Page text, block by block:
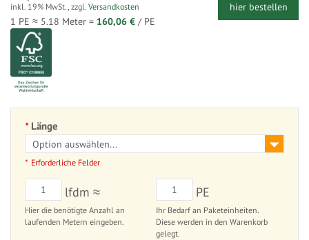
inkl. 19% MwSt., zzgl. Versandkosten
1 PE ≈ 5.18 Meter = 160,06 € / PE
hier bestellen
Länge
Erforderliche Felder
lfdm ≈
Hier die benötigte Anzahl an
laufenden Metern eingeben.
PE
Ihr Bedarf an Paketeinheiten.
Diese werden in den Warenkorb
gelegt.